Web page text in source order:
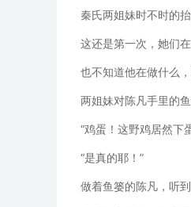
秦氏两姐妹时不时的抬
这还是第一次，她们
也不知道他在做什么
两姐妹对陈凡手里的
“鸡蛋！这野鸡居然下
“是真的耶！”
做着鱼篓的陈凡，听